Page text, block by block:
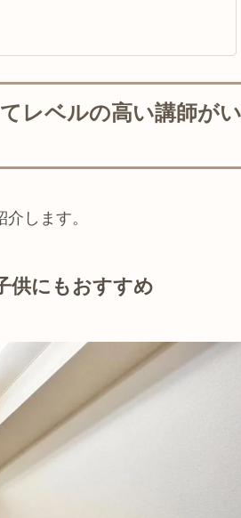
レベルの高い講師が
します。
供にもおすすめ